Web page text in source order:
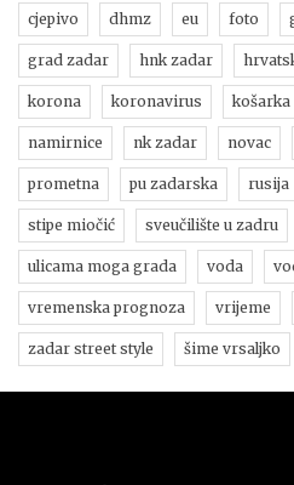
cjepivo dhmz eu foto
grad zadar hnk zadar
korona koronavirus košarka
namirnice nk zadar novac
prometna pu zadarska rusija
stipe miočić sveučilište u zadru
ulicama moga grada voda
vremenska prognoza vrijeme
zadar street style šime vrsaljko